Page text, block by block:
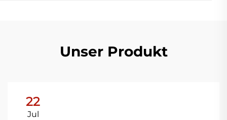
Unser Produkt
22
Jul